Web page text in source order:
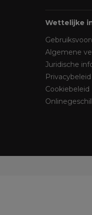
Wettelijke
Algemene
Juridische
Privacybeleid
Cookiebeleid